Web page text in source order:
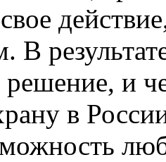
В
решение, и
в